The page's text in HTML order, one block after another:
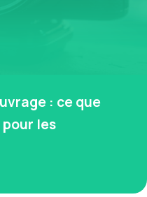
: ce que
les